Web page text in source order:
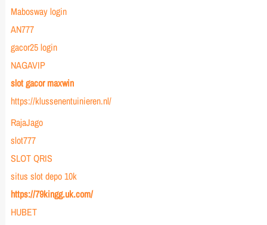
Mabosway login
AN777
gacor25 login
NAGAVIP
slot gacor maxwin
https://klussenentuinieren.nl/
RajaJago
slot777
SLOT QRIS
situs slot depo 10k
https://79kingg.uk.com/
HUBET